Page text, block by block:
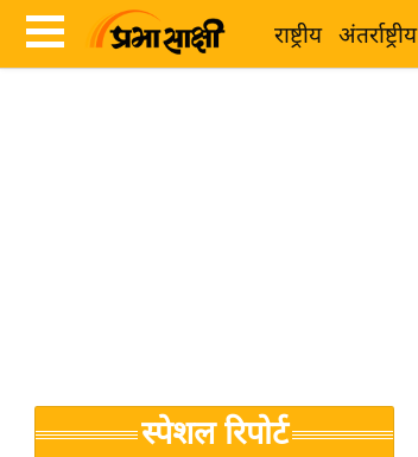
राष्ट्रीय अंतर्राष्ट्रीय
Breaking
News in
जगत
स्पेशल रिपोर्ट